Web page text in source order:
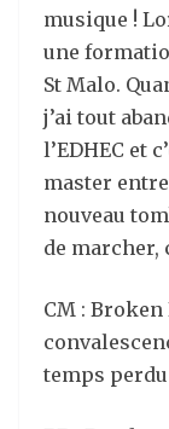
musique !
une
St Malo.
j’ai tout
l’EDHEC et
master
nouveau
de marcher,
CM :
temps perdu